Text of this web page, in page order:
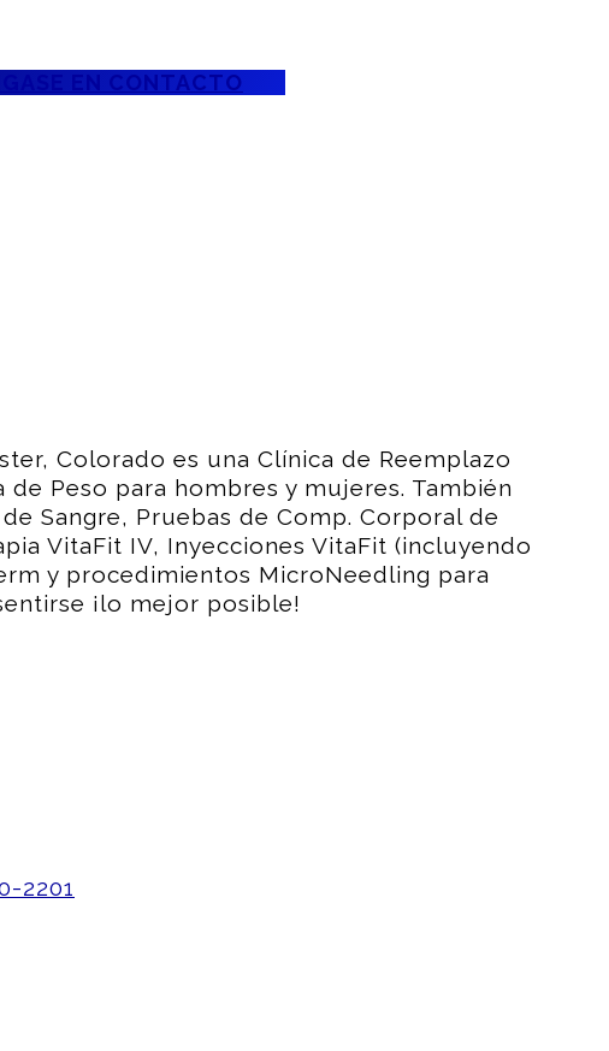
EN CONTACTO
Colorado es una Clínica de Reemplazo
de Peso para hombres y mujeres. También
Sangre, Pruebas de Comp. Corporal de
VitaFit IV, Inyecciones VitaFit (incluyendo
y procedimientos MicroNeedling para
¡lo mejor posible!
2201